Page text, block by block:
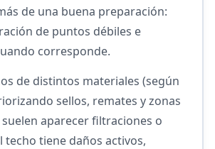
de una buena preparación:
de puntos débiles e
corresponde.
de distintos materiales (según
sellos, remates y zonas
aparecer filtraciones o
techo tiene daños activos,